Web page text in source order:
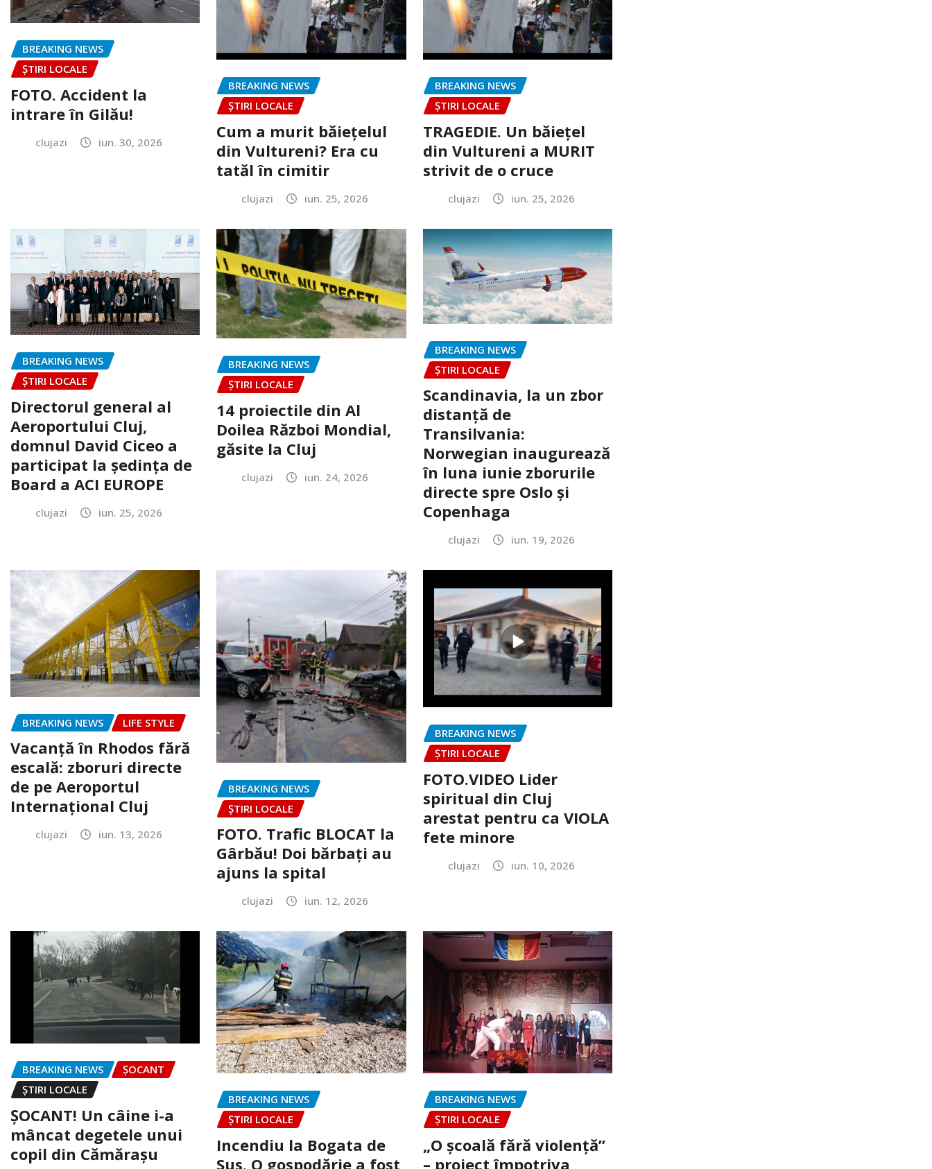
BREAKING NEWS
ȘTIRI LOCALE
FOTO. Accident la
intrare în Gilău!
clujazi iun. 30, 2026
BREAKING NEWS
ȘTIRI LOCALE
Cum a murit băiețelul
din Vultureni? Era cu
tatăl în cimitir
clujazi iun. 25, 2026
BREAKING NEWS
ȘTIRI LOCALE
TRAGEDIE. Un băiețel
din Vultureni a MURIT
strivit de o cruce
clujazi iun. 25, 2026
BREAKING NEWS
ȘTIRI LOCALE
Directorul general al
Aeroportului Cluj,
domnul David Ciceo a
participat la ședința de
Board a ACI EUROPE
clujazi iun. 25, 2026
BREAKING NEWS
ȘTIRI LOCALE
14 proiectile din Al
Doilea Război Mondial,
găsite la Cluj
clujazi iun. 24, 2026
BREAKING NEWS
ȘTIRI LOCALE
Scandinavia, la un zbor
distanță de
Transilvania:
Norwegian inaugurează
în luna iunie zborurile
directe spre Oslo și
Copenhaga
clujazi iun. 19, 2026
BREAKING NEWS LIFE STYLE
Vacanță în Rhodos fără
escală: zboruri directe
de pe Aeroportul
Internațional Cluj
clujazi iun. 13, 2026
BREAKING NEWS
ȘTIRI LOCALE
FOTO. Trafic BLOCAT la
Gârbău! Doi bărbați au
ajuns la spital
clujazi iun. 12, 2026
BREAKING NEWS
ȘTIRI LOCALE
FOTO.VIDEO Lider
spiritual din Cluj
arestat pentru ca VIOLA
fete minore
clujazi iun. 10, 2026
BREAKING NEWS
ȘOCANT
ȘTIRI LOCALE
ȘOCANT! Un câine i-a
mâncat degetele unui
copil din Cămărașu
BREAKING NEWS
ȘTIRI LOCALE
Incendiu la Bogata de
Sus. O gospodărie a fost
BREAKING NEWS
ȘTIRI LOCALE
„O școală fără violență”
– proiect împotriva